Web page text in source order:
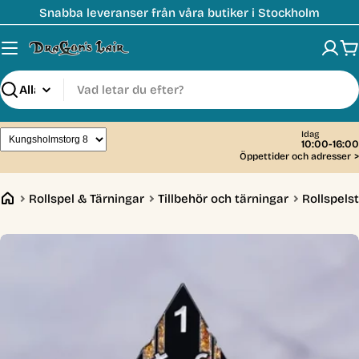
till
innehåll
Snabba leveranser från våra butiker i Stockholm
Sök
Idag
10:00-16:00
Öppettider och adresser >
Rollspel & Tärningar Tillbehör och tärningar